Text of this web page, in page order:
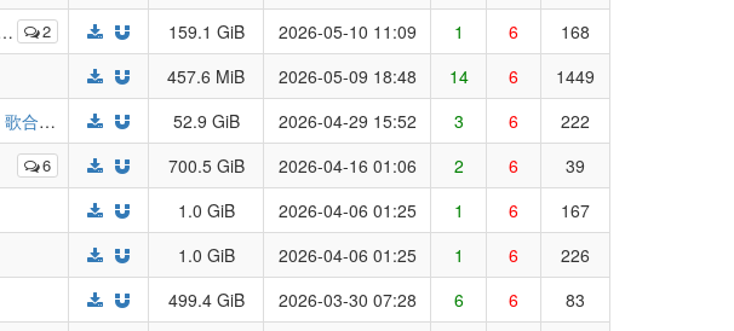
2 159.1 GiB 2026-05-10 11:09 1 6
168
457.6 MiB 2026-05-09 18:48 14 6
1449
【DAY1&DAY2&Audio Commentary】異次元フェス アイドルマスター★♥ラブライブ！歌合戦 (Ijigen Fes IDOLM@STER★♥Love Live! Uta Gassen)
52.9 GiB 2026-04-29 15:52 3 6 222
6 700.5 GiB 2026-04-16 01:06 2 6
39
1.0 GiB 2026-04-06 01:25 1 6
167
1.0 GiB 2026-04-06 01:25 1 6
226
499.4 GiB 2026-03-30 07:28 6 6
83